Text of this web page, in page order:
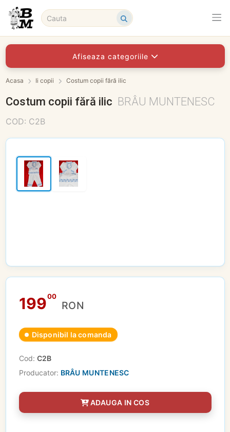
Afiseaza categoriile
Acasa Ii copii Costum copii fără ilic
Costum copii fără ilic BRÂU MUNTENESC
COD: C2B
19900
RON
Disponibil la comanda
Cod: C2B
Producator: BRÂU MUNTENESC
ADAUGA IN COS